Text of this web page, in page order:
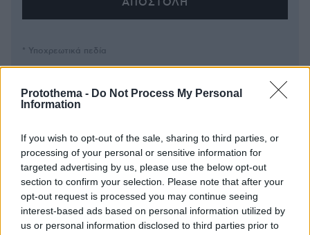
Protothema - Do Not Process My Personal
Information
If you wish to opt-out of the sale, sharing to third parties, or
processing of your personal or sensitive information for
targeted advertising by us, please use the below opt-out
section to confirm your selection. Please note that after your
opt-out request is processed you may continue seeing
interest-based ads based on personal information utilized by
us or personal information disclosed to third parties prior to
* Υποχρεωτικά πεδία
ΡΟΗ ΕΙΔΗΣΕΩΝ
Ειδήσεις Δημοφιλή Σχολιασμένα
Τι σημαίνει η νίκη Ελ-Σαγέντ στο Μίσιγκαν, το μεγάλο
στοίχημα της Aμερικανικής Αριστεράς και η δύσκολη
κομματική επανένωση των Δημοκρατικών
πριν 8 λεπτά